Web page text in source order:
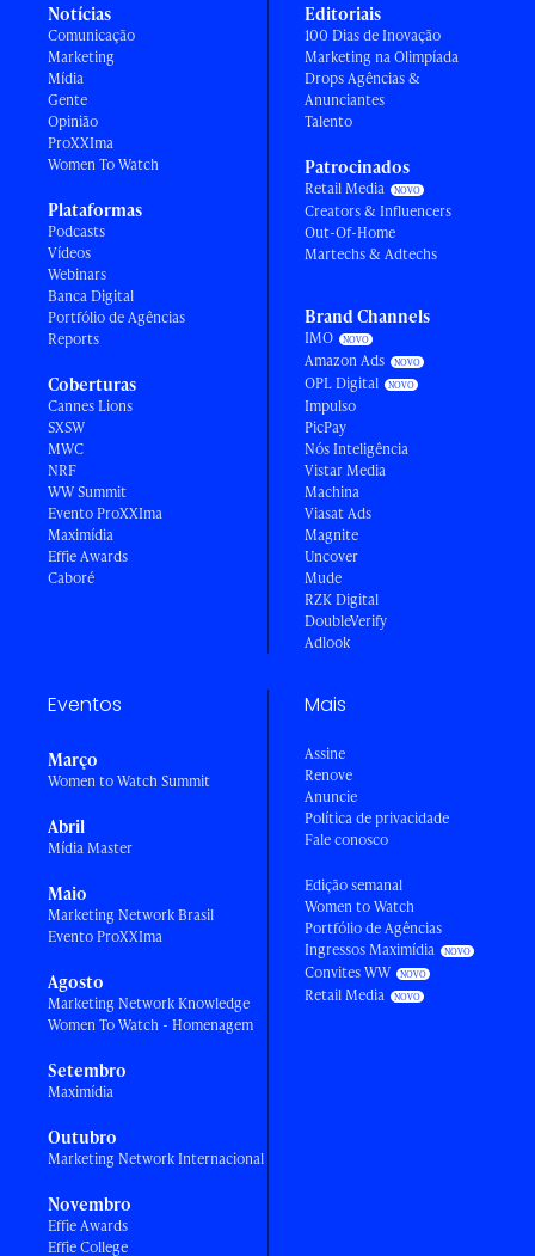
Notícias
Comunicação
Marketing
Mídia
Gente
Opinião
ProXXIma
Women To Watch
Plataformas
Podcasts
Vídeos
Webinars
Banca Digital
Portfólio de Agências
Reports
Coberturas
Cannes Lions
SXSW
MWC
NRF
WW Summit
Evento ProXXIma
Maximídia
Effie Awards
Caboré
Editoriais
100 Dias de Inovação
Marketing na Olimpíada
Drops Agências &
Anunciantes
Talento
Patrocinados
Retail Media
Creators & Influencers
Out-Of-Home
Martechs & Adtechs
Brand Channels
IMO
Amazon Ads
OPL Digital
Impulso
PicPay
Nós Inteligência
Vistar Media
Machina
Viasat Ads
Magnite
Uncover
Mude
RZK Digital
DoubleVerify
Adlook
Eventos
Março
Women to Watch Summit
Abril
Mídia Master
Maio
Marketing Network Brasil
Evento ProXXIma
Agosto
Marketing Network Knowledge
Women To Watch - Homenagem
Setembro
Maximídia
Outubro
Marketing Network Internacional
Novembro
Effie Awards
Effie College
Mais
Assine
Renove
Anuncie
Política de privacidade
Fale conosco
Edição semanal
Women to Watch
Portfólio de Agências
Ingressos Maximídia
Convites WW
Retail Media